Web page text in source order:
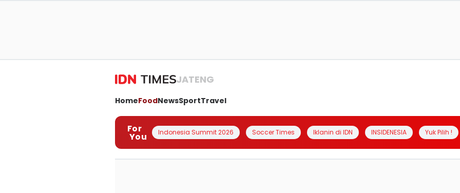
JATENG
HomeFoodNewsSportTravel
For
You Indonesia Summit 2026 Soccer Times Iklanin di IDN INSIDENESIA Yuk Pilih !